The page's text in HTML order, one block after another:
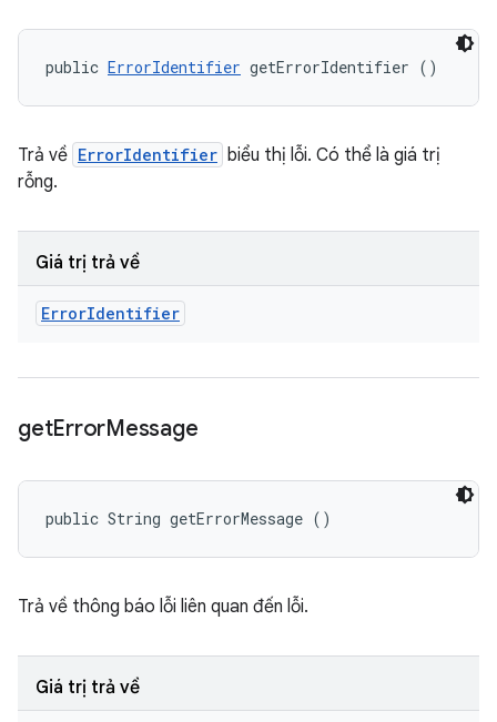
public ErrorIdentifier getErrorIdentifier ()
Trả về ErrorIdentifier biểu thị lỗi. Có thể là giá trị
rỗng.
Giá trị trả về
ErrorIdentifier
getErrorMessage
public String getErrorMessage ()
Trả về thông báo lỗi liên quan đến lỗi.
Giá trị trả về